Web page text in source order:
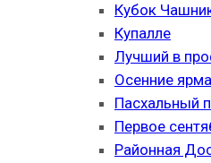
Кубок
Купалле
Лучший в
Осенние
Пасхальный
Первое
Районная